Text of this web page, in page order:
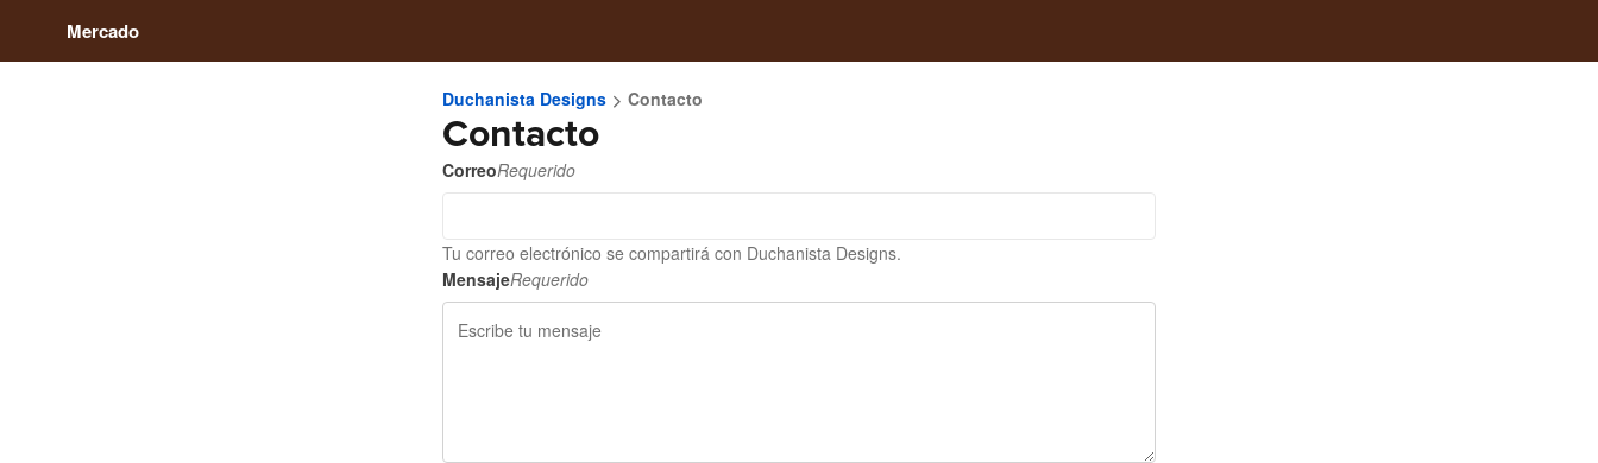
Mercado
Duchanista Designs Contacto
Contacto
CorreoRequerido
Tu correo electrónico se compartirá con Duchanista Designs.
MensajeRequerido